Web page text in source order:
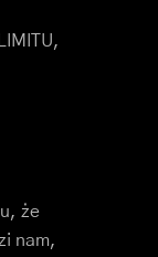
że
nam,